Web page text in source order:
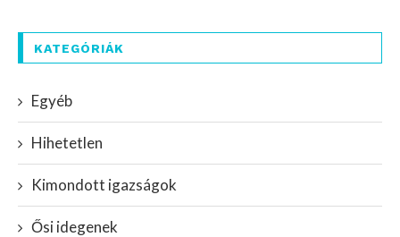
KATEGÓRIÁK
Egyéb
Hihetetlen
Kimondott igazságok
Ősi idegenek